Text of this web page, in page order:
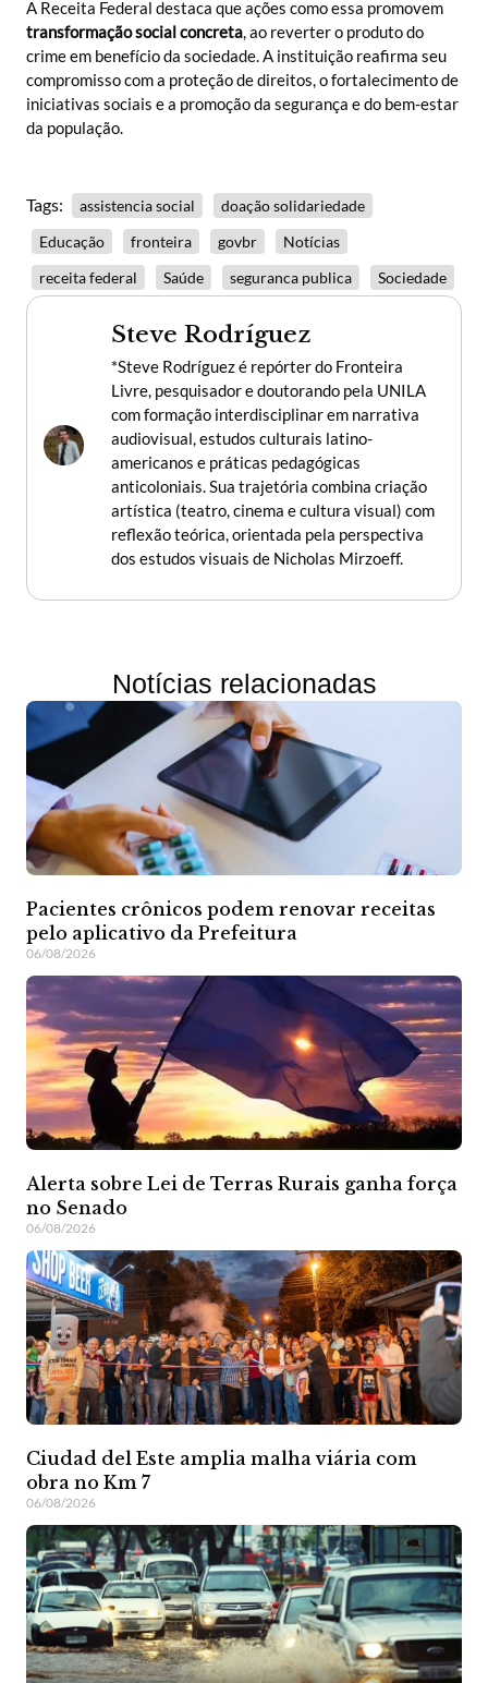
A Receita Federal destaca que ações como essa promovem
transformação social concreta, ao reverter o produto do
crime em benefício da sociedade. A instituição reafirma seu
compromisso com a proteção de direitos, o fortalecimento de
iniciativas sociais e a promoção da segurança e do bem-estar
da população.
Tags: assistencia social
doação solidariedade
Educação
fronteira govbr
Notícias
receita federal
Saúde seguranca publica Sociedade
Steve Rodríguez
*Steve Rodríguez é repórter do Fronteira
Livre, pesquisador e doutorando pela UNILA
com formação interdisciplinar em narrativa
audiovisual, estudos culturais latino-
americanos e práticas pedagógicas
anticoloniais. Sua trajetória combina criação
artística (teatro, cinema e cultura visual) com
reflexão teórica, orientada pela perspectiva
dos estudos visuais de Nicholas Mirzoeff.
Notícias relacionadas
Pacientes crônicos podem renovar receitas
pelo aplicativo da Prefeitura
06/08/2026
Alerta sobre Lei de Terras Rurais ganha força
no Senado
06/08/2026
Ciudad del Este amplia malha viária com
obra no Km 7
06/08/2026